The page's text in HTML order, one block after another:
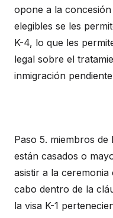
opone a la
elegibles se les
K-4, lo que les
legal sobre el
inmigración
Paso 5. miembros
están casados o
asistir a la
cabo dentro de la
la visa K-1